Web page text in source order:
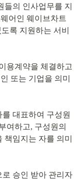
들의 인사업무를 지
어인 웨이브차트
록 지원하는 서비
용계약을 체결하고
또는 기업을 의미
대표하여 구성원
여하고, 구성원의
임지는 자를 의미
승인 받아 관리자